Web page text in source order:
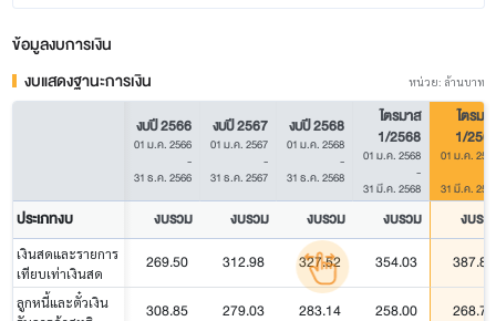
ข้อมูลงบการเงิน
งบแสดงฐานะการเงิน
หน่วย: ล้านบาท
งบปี 2566
01 ม.ค. 2566
-
31 ธ.ค. 2566
งบปี 2567
01 ม.ค. 2567
-
31 ธ.ค. 2567
งบปี 2568
01 ม.ค. 2568
-
31 ธ.ค. 2568
ไตรมาส
1/2568
01 ม.ค. 2568
-
31 มี.ค. 2568
ไตรมา
1/
01 ม.ค.
31 มี.ค.
ประเภทงบ งบรวม งบรวม งบรวม งบรวม งบรว
เงินสดและรายการ
เทียบเท่าเงินสด
269.50 312.98 327.52 354.03 387.88
ลูกหนี้และตั๋วเงิน
308.85 279.03 283.14 258.00 268.72